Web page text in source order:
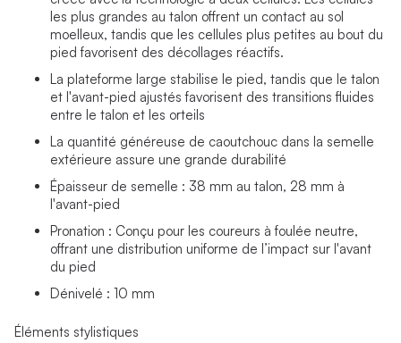
les plus grandes au talon offrent un contact au sol
moelleux, tandis que les cellules plus petites au bout du
pied favorisent des décollages réactifs.
La plateforme large stabilise le pied, tandis que le talon
et l'avant-pied ajustés favorisent des transitions fluides
entre le talon et les orteils
La quantité généreuse de caoutchouc dans la semelle
extérieure assure une grande durabilité
Épaisseur de semelle : 38 mm au talon, 28 mm à
l'avant-pied
Pronation : Conçu pour les coureurs à foulée neutre,
offrant une distribution uniforme de l’impact sur l'avant
du pied
Dénivelé : 10 mm
Éléments stylistiques